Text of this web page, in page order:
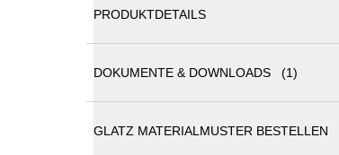
PRODUKTDETAILS
Aufstellscharnier M16 mit Profil PzR,
DOKUMENTE & DOWNLOADS (1)
GLATZ MATERIALMUSTER BESTELLEN